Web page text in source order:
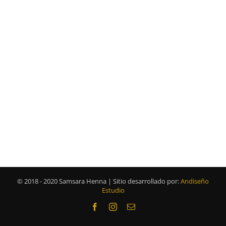
© 2018 - 2020 Samsara Henna | Sitio desarrollado por:Andiseño
Estudio
FacebookInstagramCorreo